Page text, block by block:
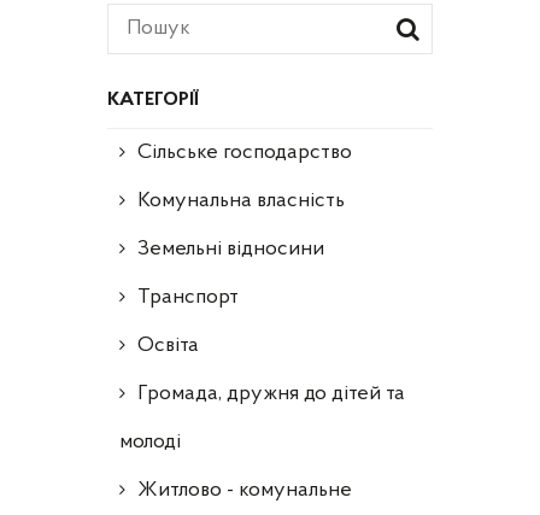
КАТЕГОРІЇ
Сільське господарство
Комунальна власність
Земельні відносини
Транспорт
Освіта
Громада, дружня до дітей та
молоді
Житлово - комунальне